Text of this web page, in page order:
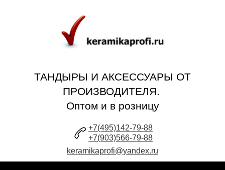
ТАНДЫРЫ И АКСЕССУАРЫ ОТ
ПРОИЗВОДИТЕЛЯ.
Оптом и в розницу
+7(495)142-79-88
+7(903)566-79-88
keramikaprofi@yandex.ru